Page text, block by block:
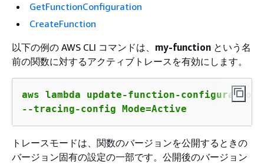
GetFunctionConfiguration
CreateFunction
以下の例の AWS CLI コマンドは、 my-function という名
前の関数に対するアクティブトレースを有効にします。
aws lambda update-function-
--tracing-config Mode=Active
トレースモードは、関数のバージョンを公開するときの
バージョン固有の設定の一部です。公開後のバージョン